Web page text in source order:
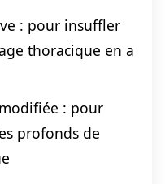
: pour insuffler
thoracique en a
: pour
profonds de